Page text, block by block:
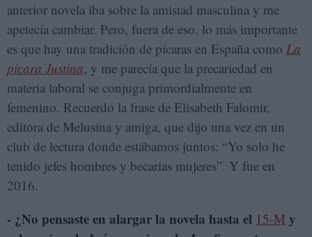
anterior novela iba sobre la amistad masculina y me
apetecía cambiar. Pero, fuera de eso, lo más importante
es que hay una tradición de pícaras en España como La
pícara Justina, y me parecía que la precariedad en
materia laboral se conjuga primordialmente en
femenino. Recuerdo la frase de Elisabeth Falomir,
editora de Melusina y amiga, que dijo una vez en un
club de lectura donde estábamos juntos: “Yo solo he
tenido jefes hombres y becarias mujeres”. Y fue en
2016.
- ¿No pensaste en alargar la novela hasta el 15-M y